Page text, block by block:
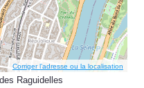
Corriger l’adresse ou la localisation
Raguidelles